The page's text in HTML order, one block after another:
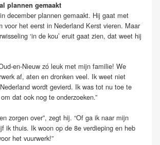
plannen gemaakt
december plannen gemaakt. Hij gaat met
voor het eerst in Nederland Kerst vieren. Maar
‘in de kou’ eruit gaat zien, dat weet hij
en-Nieuw zó leuk met mijn familie! We
af, aten en dronken veel. Ik weet niet
wordt gevierd. Ik was tot nu toe te
dat ook nog te onderzoeken.”
zorgen over”, zegt hij. “Of ga ik naar mijn
ik thuis. Ik woon op de 8e verdieping en heb
het vuurwerk!”